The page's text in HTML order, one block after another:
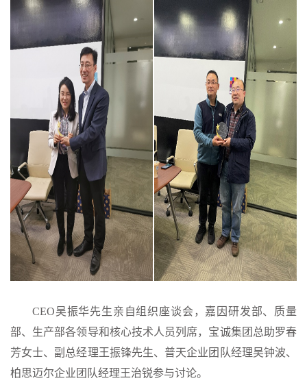
CEO吴振华先生亲自组织座谈会，嘉因研发部、质量
部、生产部各领导和核心技术人员列席，宝诚集团总助罗春
芳女士、副总经理王振锋先生、普天企业团队经理吴钟波、
柏思迈尔企业团队经理王治锐参与讨论。